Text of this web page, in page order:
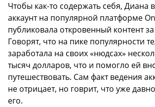
Чтобы как-то содержать себя, Диана
аккаунт на популярной платформе
публиковала откровенный контент
Говорят, что на пике популярности
заработала на своих «нюдсах»
тысяч долларов, что и помогло ей
путешествовать. Сам факт ведения
не отрицает, но говрит, что уже
его.